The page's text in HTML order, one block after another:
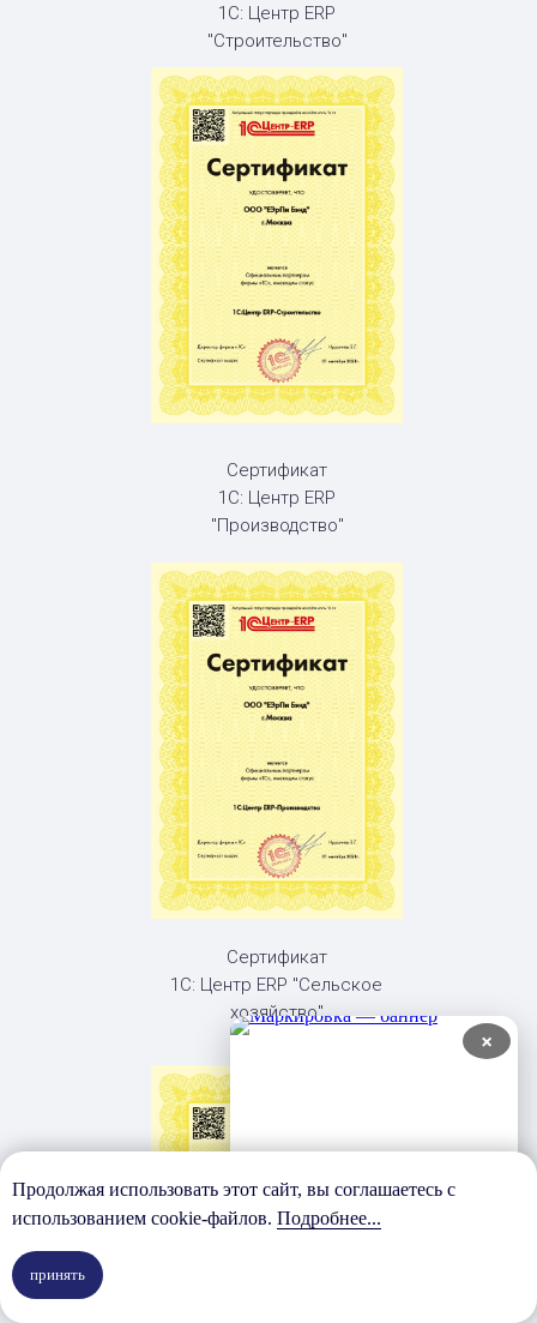
Сертификат
1С: Центр ERP
"Производство"
1С: Центр ERP
"Строительство"
Сертификат
1С: Центр ERP "Сельское
хозяйство"
Продолжая использовать этот сайт, вы соглашаетесь с
использованием cookie-файлов. Подробнее...
принять
×